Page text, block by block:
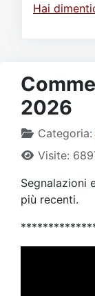
Hai
2026
Categoria:
Visite:
Segnalazioni
più recenti.